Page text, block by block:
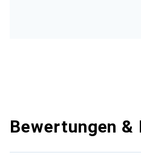
Bewertungen &